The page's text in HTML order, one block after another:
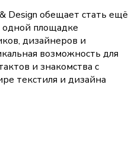
Design обещает стать ещё
площадке
дизайнеров и
возможность для
и знакомства с
текстиля и дизайна